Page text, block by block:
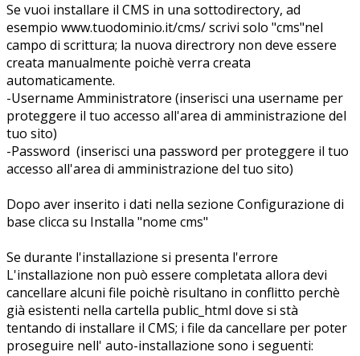
Se vuoi installare il CMS in una sottodirectory, ad
esempio www.tuodominio.it/cms/ scrivi solo "cms"nel
campo di scrittura; la nuova directrory non deve essere
creata manualmente poichè verra creata
automaticamente.
-Username Amministratore (inserisci una username per
proteggere il tuo accesso all'area di amministrazione del
tuo sito)
-Password (inserisci una password per proteggere il tuo
accesso all'area di amministrazione del tuo sito)
Dopo aver inserito i dati nella sezione Configurazione di
base clicca su Installa "nome cms"
Se durante l'installazione si presenta l'errore
L'installazione non può essere completata allora devi
cancellare alcuni file poichè risultano in conflitto perchè
già esistenti nella cartella public_html dove si stà
tentando di installare il CMS; i file da cancellare per poter
proseguire nell' auto-installazione sono i seguenti: